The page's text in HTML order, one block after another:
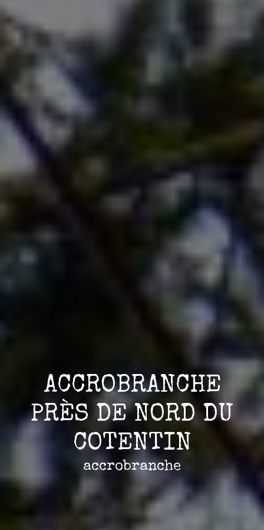
ACCROBRANCHE
PRÈS DE NORD DU
COTENTIN
accrobranche